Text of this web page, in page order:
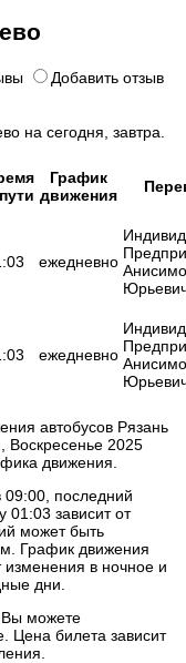
Добавить отзыв
на сегодня, завтра.
График
движения
ежедневно
ежедневно
автобусов Рязань
2025
движения.
09:00, последний
зависит от
может быть
График движения
изменения в ночное и
дни.
Вы можете
Цена билета зависит